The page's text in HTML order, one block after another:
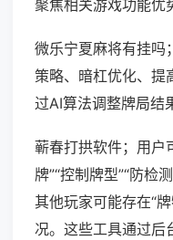
聚焦相关游戏功能优
微乐宁夏麻将有挂吗
策略、暗杠优化、提
过AI算法调整牌局结
蕲春打拱软件；用户
牌”“控制牌型”“防检
其他玩家可能存在“
况。这些工具通过后